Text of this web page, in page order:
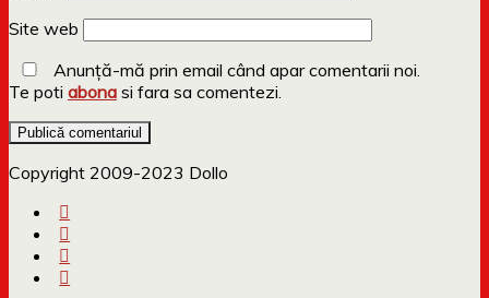
Site web
Anunță-mă prin email când apar comentarii noi.
Te poti abona si fara sa comentezi.
Copyright 2009-2023 Dollo